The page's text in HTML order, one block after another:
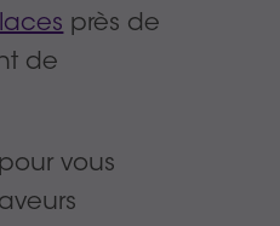
près de
de
vous